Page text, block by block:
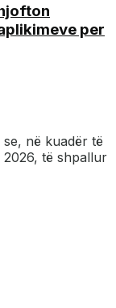
per
në kuadër të
të shpallur